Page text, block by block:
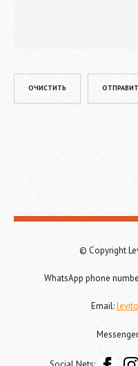
Please leave this field
© Copyright
WhatsApp phone
Email: